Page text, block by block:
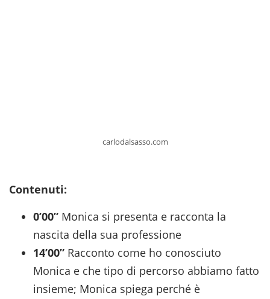
carlodalsasso.com
Contenuti:
0’00” Monica si presenta e racconta la
nascita della sua professione
14’00” Racconto come ho conosciuto
Monica e che tipo di percorso abbiamo fatto
insieme; Monica spiega perché è